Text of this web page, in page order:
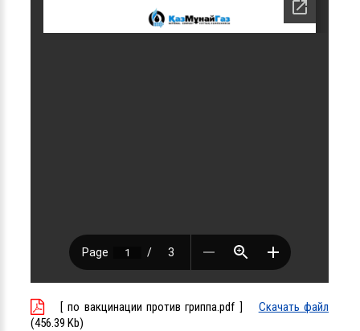
[ по вакцинации против гриппа.pdf ]
Скачать файл
(456.39 Kb)